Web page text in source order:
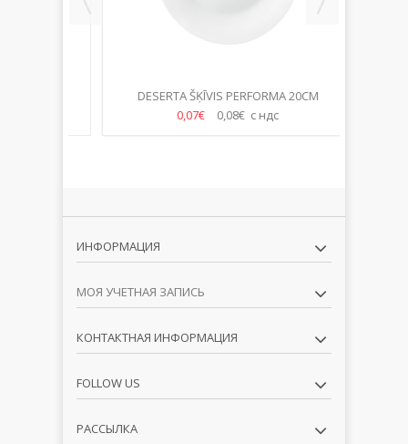
DESERTA ŠĶĪVIS PERFORMA 20CM
0,07€ 0,08€ с ндс
ИНФОРМАЦИЯ
МОЯ УЧЕТНАЯ ЗАПИСЬ
КОНТАКТНАЯ ИНФОРМАЦИЯ
FOLLOW US
РАССЫЛКА